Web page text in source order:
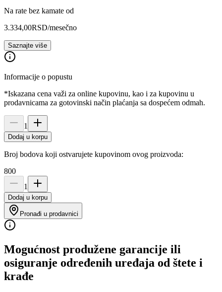
Na rate bez kamate od
3.334,00RSD/mesečno
Saznajte više
Informacije o popustu
*Iskazana cena važi za online kupovinu, kao i za kupovinu u
prodavnicama za gotovinski način plaćanja sa dospećem odmah.
1
Dodaj u korpu
Broj bodova koji ostvarujete kupovinom ovog proizvoda:
800
1
Dodaj u korpu
Pronađi u prodavnici
Mogućnost produžene garancije ili
osiguranje određenih uređaja od štete i
krađe